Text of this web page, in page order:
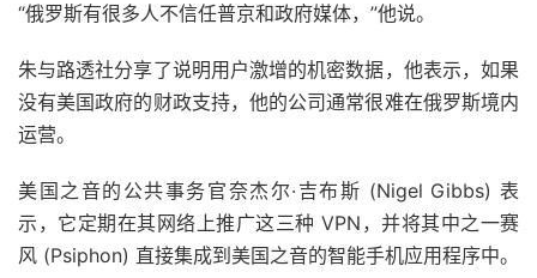
“俄罗斯有很多人不信任普京和政府媒体，”他说。
朱与路透社分享了说明用户激增的机密数据，他表示，如果
没有美国政府的财政支持，他的公司通常很难在俄罗斯境内
运营。
美国之音的公共事务官奈杰尔·吉布斯 (Nigel Gibbs) 表
示，它定期在其网络上推广这三种 VPN，并将其中之一赛
风 (Psiphon) 直接集成到美国之音的智能手机应用程序中。